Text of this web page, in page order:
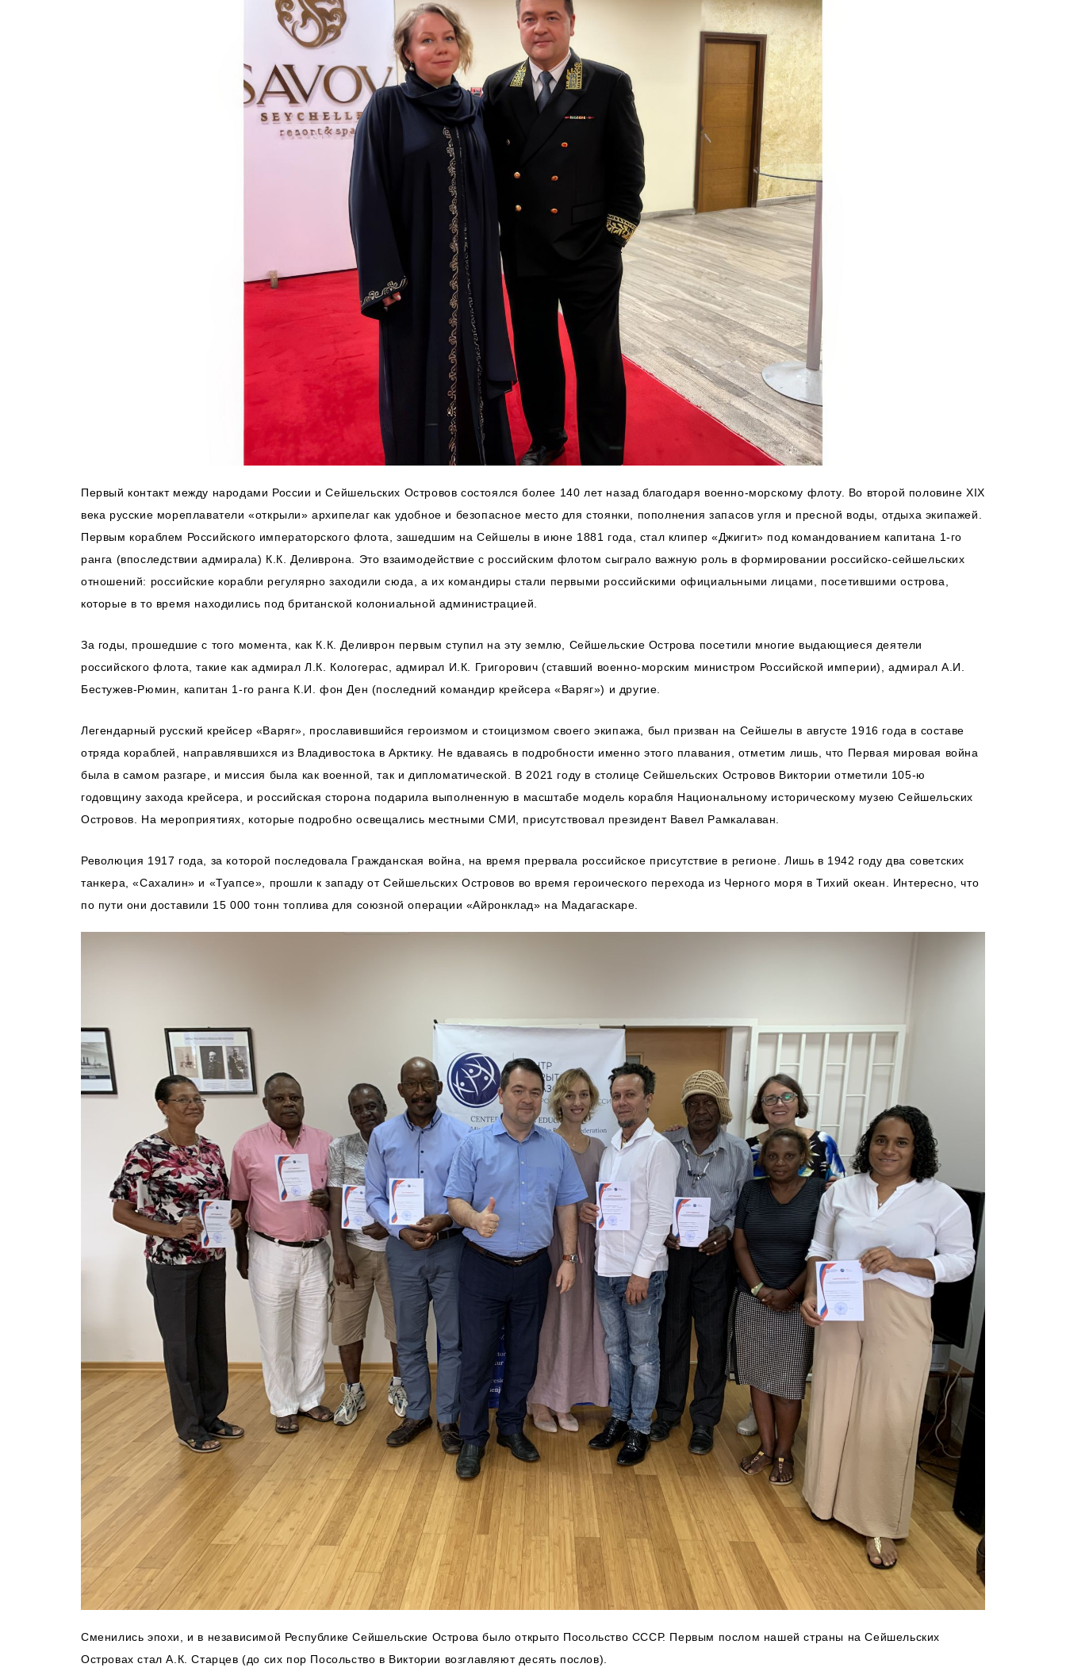
Первый контакт между народами России и Сейшельских Островов состоялся более 140 лет назад благодаря военно-морскому флоту. Во второй половине XIX
века русские мореплаватели «открыли» архипелаг как удобное и безопасное место для стоянки, пополнения запасов угля и пресной воды, отдыха экипажей.
Первым кораблем Российского императорского флота, зашедшим на Сейшелы в июне 1881 года, стал клипер «Джигит» под командованием капитана 1-го
ранга (впоследствии адмирала) К.К. Деливрона. Это взаимодействие с российским флотом сыграло важную роль в формировании российско-сейшельских
отношений: российские корабли регулярно заходили сюда, а их командиры стали первыми российскими официальными лицами, посетившими острова,
которые в то время находились под британской колониальной администрацией.
За годы, прошедшие с того момента, как К.К. Деливрон первым ступил на эту землю, Сейшельские Острова посетили многие выдающиеся деятели
российского флота, такие как адмирал Л.К. Кологерас, адмирал И.К. Григорович (ставший военно-морским министром Российской империи), адмирал А.И.
Бестужев-Рюмин, капитан 1-го ранга К.И. фон Ден (последний командир крейсера «Варяг») и другие.
Легендарный русский крейсер «Варяг», прославившийся героизмом и стоицизмом своего экипажа, был призван на Сейшелы в августе 1916 года в составе
отряда кораблей, направлявшихся из Владивостока в Арктику. Не вдаваясь в подробности именно этого плавания, отметим лишь, что Первая мировая война
была в самом разгаре, и миссия была как военной, так и дипломатической. В 2021 году в столице Сейшельских Островов Виктории отметили 105-ю
годовщину захода крейсера, и российская сторона подарила выполненную в масштабе модель корабля Национальному историческому музею Сейшельских
Островов. На мероприятиях, которые подробно освещались местными СМИ, присутствовал президент Вавел Рамкалаван.
Революция 1917 года, за которой последовала Гражданская война, на время прервала российское присутствие в регионе. Лишь в 1942 году два советских
танкера, «Сахалин» и «Туапсе», прошли к западу от Сейшельских Островов во время героического перехода из Черного моря в Тихий океан. Интересно, что
по пути они доставили 15 000 тонн топлива для союзной операции «Айронклад» на Мадагаскаре.
Сменились эпохи, и в независимой Республике Сейшельские Острова было открыто Посольство СССР. Первым послом нашей страны на Сейшельских
Островах стал А.К. Старцев (до сих пор Посольство в Виктории возглавляют десять послов).